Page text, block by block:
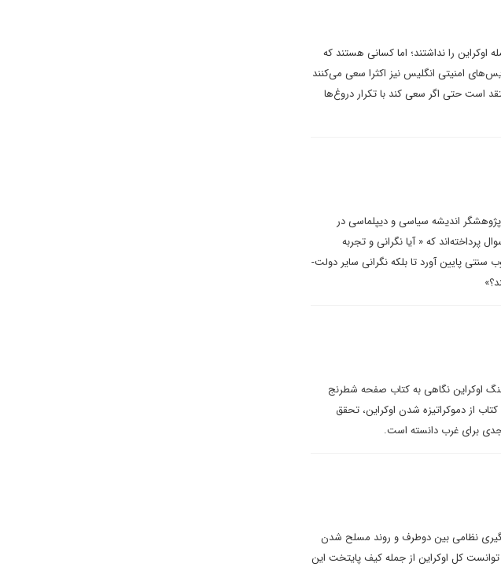
را نداشتند؛ اما کسانی هستند که
امنیتی انگلیس نیز اکثرا سعی می‌کنند
است حتی اگر سعی کند با تکرار دروغ‌ها
اندیشه سیاسی و دیپلماسی در
پرداخته‌اند که « آیا نگرانی و تجربه
سنتی پایین آورد تا بلکه نگرانی سایر دولت-
جنگ اوکراین نگاهی به کتاب صفحه شطرنج
در این کتاب از دموکراتیزه شدن اوکراین، تحقق
جدی برای غرب دانسته است.
در جنگ اوکراین از جمله درگیری نظامی بین دوطرف و روند مسلح شدن
کل اوکراین از جمله کیف پایتخت این